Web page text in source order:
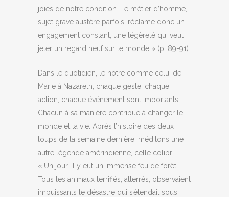
joies de notre condition. Le métier d’homme,
sujet grave austère parfois, réclame donc un
engagement constant, une légèreté qui veut
jeter un regard neuf sur le monde » (p. 89-91).
Dans le quotidien, le nôtre comme celui de
Marie à Nazareth, chaque geste, chaque
action, chaque événement sont importants.
Chacun à sa manière contribue à changer le
monde et la vie. Après l’histoire des deux
loups de la semaine dernière, méditons une
autre légende amérindienne, celle colibri.
« Un jour, il y eut un immense feu de forêt.
Tous les animaux terrifiés, atterrés, observaient
impuissants le désastre qui s’étendait sous